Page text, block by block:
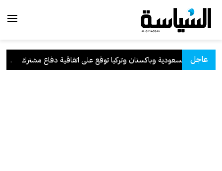
عاجلالسعودية وباكستان وتركيا توقع على اتفاقية دفاع مشترك